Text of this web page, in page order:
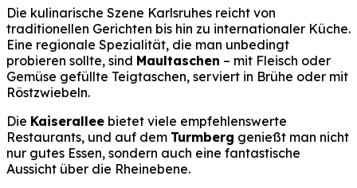
Die kulinarische Szene Karlsruhes reicht von
traditionellen Gerichten bis hin zu internationaler Küche.
Eine regionale Spezialität, die man unbedingt
probieren sollte, sind Maultaschen – mit Fleisch oder
Gemüse gefüllte Teigtaschen, serviert in Brühe oder mit
Röstzwiebeln.
Die Kaiserallee bietet viele empfehlenswerte
Restaurants, und auf dem Turmberg genießt man nicht
nur gutes Essen, sondern auch eine fantastische
Aussicht über die Rheinebene.